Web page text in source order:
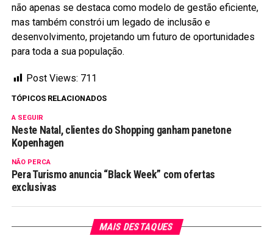
não apenas se destaca como modelo de gestão eficiente,
mas também constrói um legado de inclusão e
desenvolvimento, projetando um futuro de oportunidades
para toda a sua população.
Post Views: 711
TÓPICOS RELACIONADOS
A SEGUIR
Neste Natal, clientes do Shopping ganham panetone
Kopenhagen
NÃO PERCA
Pera Turismo anuncia “Black Week” com ofertas
exclusivas
MAIS DESTAQUES